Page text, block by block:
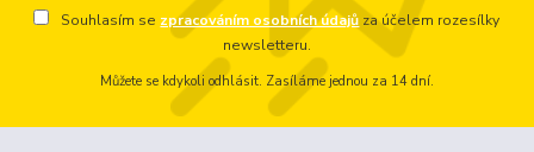
Souhlasím se zpracováním osobních údajů za účelem rozesílky
newsletteru.
Můžete se kdykoli odhlásit. Zasíláme jednou za 14 dní.